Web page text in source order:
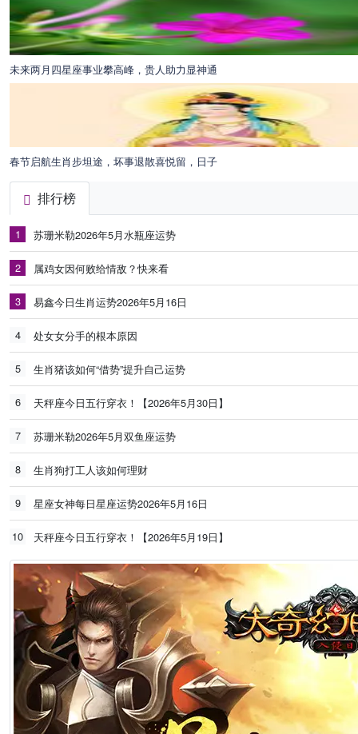
未来两月四星座事业攀高峰，贵人助力显神通
春节启航生肖步坦途，坏事退散喜悦留，日子
排行榜
1 苏珊米勒2026年5月水瓶座运势
2 属鸡女因何败给情敌？快来看
3 易鑫今日生肖运势2026年5月16日
4 处女女分手的根本原因
5 生肖猪该如何“借势”提升自己运势
6 天秤座今日五行穿衣！【2026年5月30日】
7 苏珊米勒2026年5月双鱼座运势
8 生肖狗打工人该如何理财
9 星座女神每日星座运势2026年5月16日
10 天秤座今日五行穿衣！【2026年5月19日】